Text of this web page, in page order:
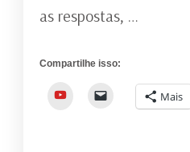
as respostas, …
Compartilhe isso:
YouTube Mais